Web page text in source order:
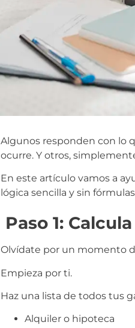
Algunos responden con lo
ocurre. Y otros,
En este artículo vamos a
lógica sencilla y sin
Paso 1:
Olvídate por un momento
Empieza por ti.
Haz una lista de todos tus
Alquiler o hipoteca